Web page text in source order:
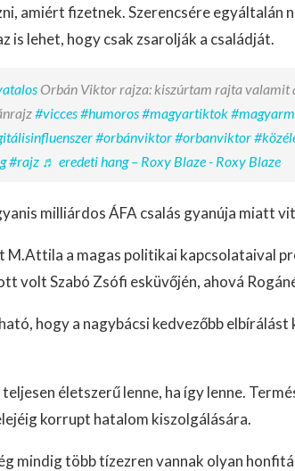
amiért fizetnek. Szerencsére egyáltalán
is lehet, hogy csak zsarolják a családját.
Orbán Viktor rajza: kiszúrtam rajta valamit
#vicces#humoros#magyartiktok
#orbánviktor#orbanviktor
#rajz ♬ eredeti hang – Roxy Blaze - Roxy Blaze
milliárdos ÁFA csalás gyanúja miatt
M.Attila a magas politikai kapcsolataival
volt Szabó Zsófi esküvőjén, ahová
hogy a nagybácsi kedvezőbb
életszerű lenne, ha így lenne.
korrupt hatalom kiszolgálására.
mindig több tízezren vannak olyan